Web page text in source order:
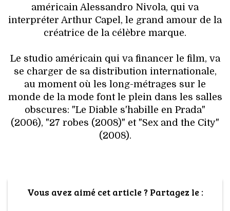
américain Alessandro Nivola, qui va
interpréter Arthur Capel, le grand amour de la
créatrice de la célèbre marque.
Le studio américain qui va financer le film, va
se charger de sa distribution internationale,
au moment où les long-métrages sur le
monde de la mode font le plein dans les salles
obscures: "Le Diable s'habille en Prada"
(2006), "27 robes (2008)" et "Sex and the City"
(2008).
Vous avez aimé cet article ? Partagez le :